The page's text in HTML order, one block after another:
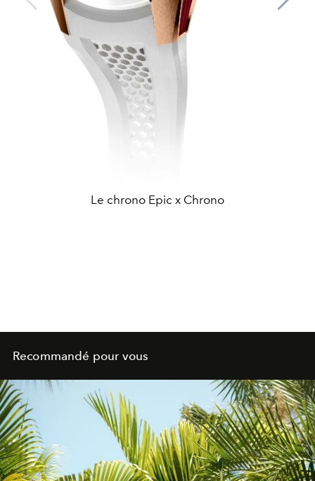
Le chrono Epic x Chrono
Recommandé pour vous